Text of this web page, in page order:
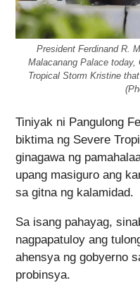
President Ferdinand R.
Malacanang Palace
Tropical Storm Kristine
Tiniyak ni Pangulong
biktima ng Severe
ginagawa ng
upang masiguro ang
sa gitna ng kalamidad.
Sa isang pahayag,
nagpapatuloy ang
ahensya ng gobyerno
probinsya.